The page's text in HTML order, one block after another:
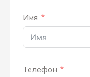
Имя
Телефон